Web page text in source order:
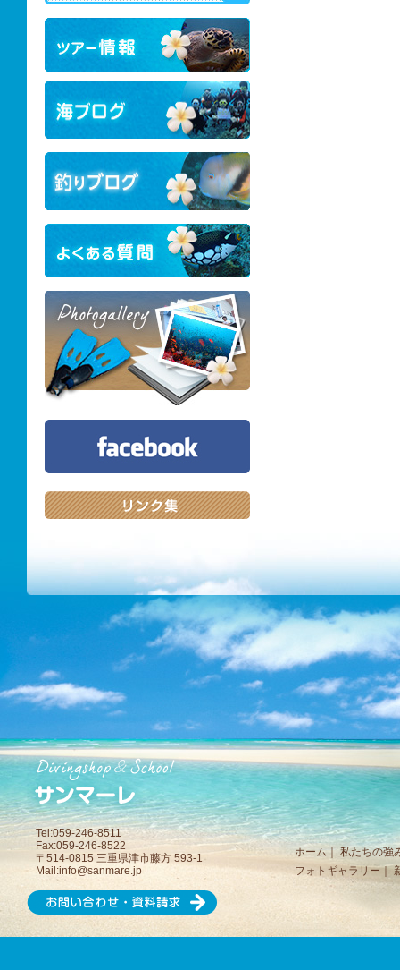
Tel:059-246-8511
Fax:059-246-8522
〒514-0815 三重県津市藤方 593-1
Mail:info@sanmare.jp
ホーム
私たちの強
フォトギャラリー｜